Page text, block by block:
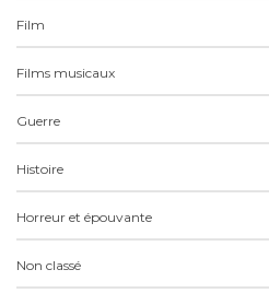
Film
Films musicaux
Guerre
Histoire
Horreur et épouvante
Non classé